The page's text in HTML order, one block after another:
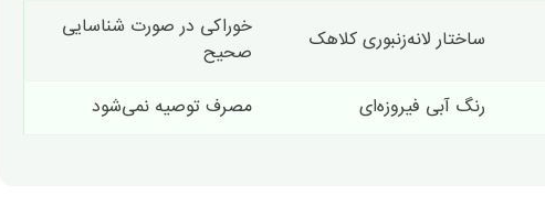
ساختار لانه‌زنبوری کلاهک
خوراکی در صورت شناسایی
صحیح
رنگ آبی فیروزه‌ای مصرف توصیه نمی‌شود